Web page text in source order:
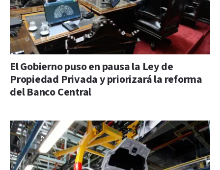
El Gobierno puso en pausa la Ley de
Propiedad Privada y priorizará la reforma
del Banco Central